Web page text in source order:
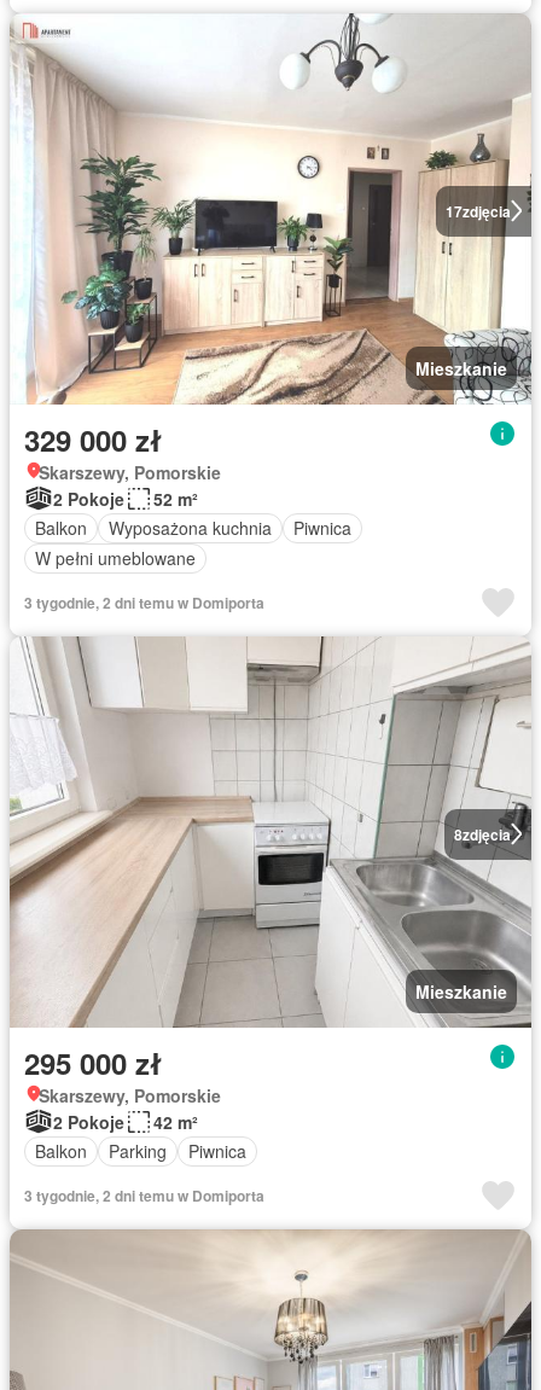
17zdjęcia
Mieszkanie
329 000 zł
Skarszewy, Pomorskie
2 Pokoje
52 m²
Balkon
Wyposażona kuchnia
Piwnica
W pełni umeblowane
3 tygodnie, 2 dni temu w Domiporta
8zdjęcia
Mieszkanie
295 000 zł
Skarszewy, Pomorskie
2 Pokoje
42 m²
Balkon
Parking Piwnica
3 tygodnie, 2 dni temu w Domiporta